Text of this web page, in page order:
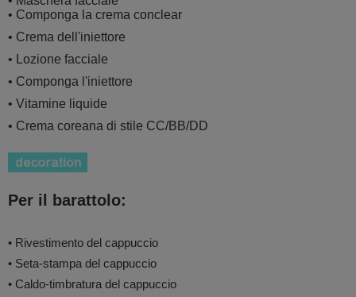
• Componga la crema conclear
• Crema dell'iniettore
• Lozione facciale
• Componga l'iniettore
• Vitamine liquide
• Crema coreana di stile CC/BB/DD
Per il barattolo:
• Rivestimento del cappuccio
• Seta-stampa del cappuccio
• Caldo-timbratura del cappuccio